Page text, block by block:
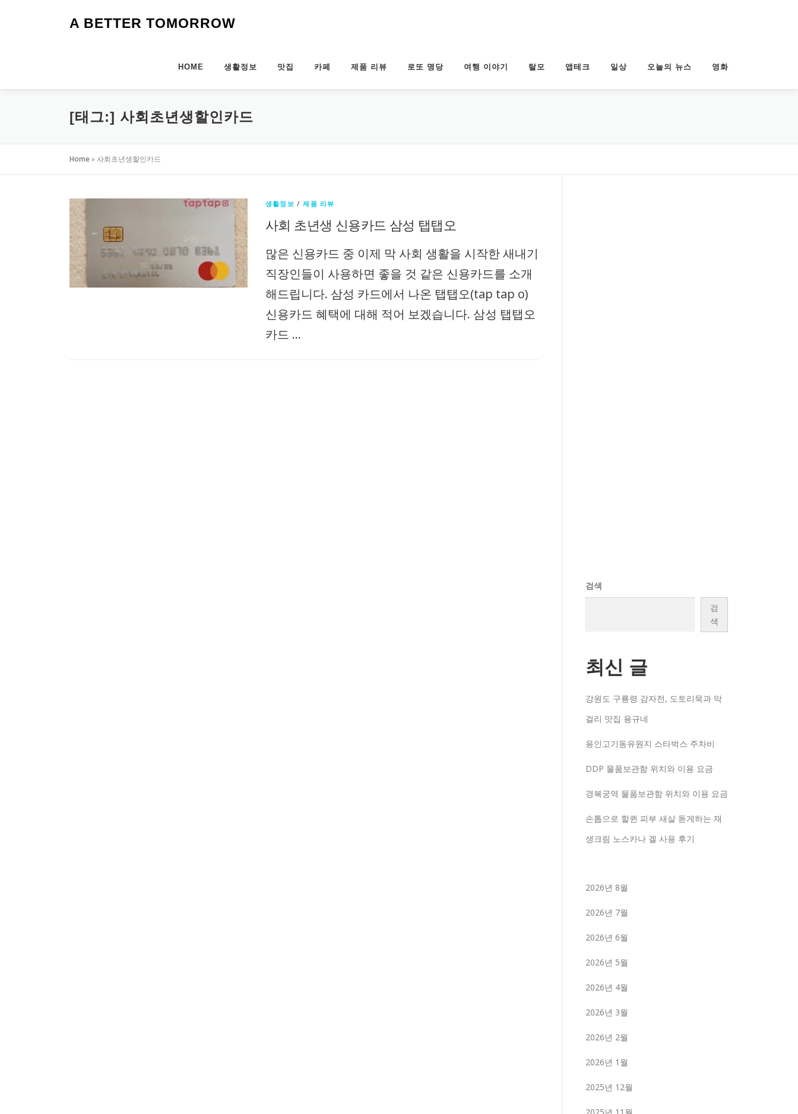
가
A BETTER TOMORROW
HOME 생활정보 맛집 카페 제품 리뷰 로또 명당 여행 이야기 탈모 앱테크 일상 오늘의 뉴스 영화
[태그:] 사회초년생할인카드
Home» 사회초년생할인카드
생활정보 /제품 리뷰
사회 초년생 신용카드 삼성 탭탭오
많은 신용카드 중 이제 막 사회 생활을 시작한 새내기
직장인들이 사용하면 좋을 것 같은 신용카드를 소개
해드립니다. 삼성 카드에서 나온 탭탭오(tap tap o)
신용카드 혜택에 대해 적어 보겠습니다. 삼성 탭탭오
카드 …
검색
검
색
최신 글
강원도 구룡령 감자전, 도토리묵과 막
걸리 맛집 용규네
용인고기동유원지 스타벅스 주차비
DDP 물품보관함 위치와 이용 요금
경복궁역 물품보관함 위치와 이용 요금
손톱으로 할퀸 피부 새살 돋게하는 재
생크림 노스카나 겔 사용 후기
2026년 8월
2026년 7월
2026년 6월
2026년 5월
2026년 4월
2026년 3월
2026년 2월
2026년 1월
2025년 12월
2025년 11월